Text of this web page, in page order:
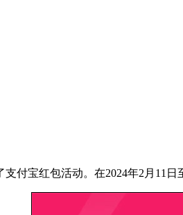
付宝红包活动。在2024年2月11